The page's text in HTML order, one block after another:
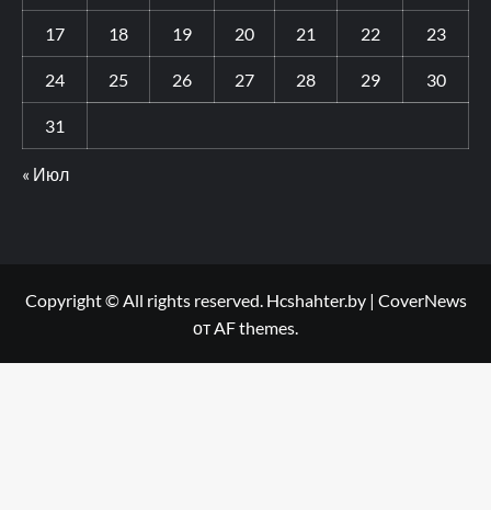
17 18 19 20 21 22 23
24 25 26 27 28 29 30
31
« Июл
Copyright © All rights reserved. Hcshahter.by | CoverNews
от AF themes.